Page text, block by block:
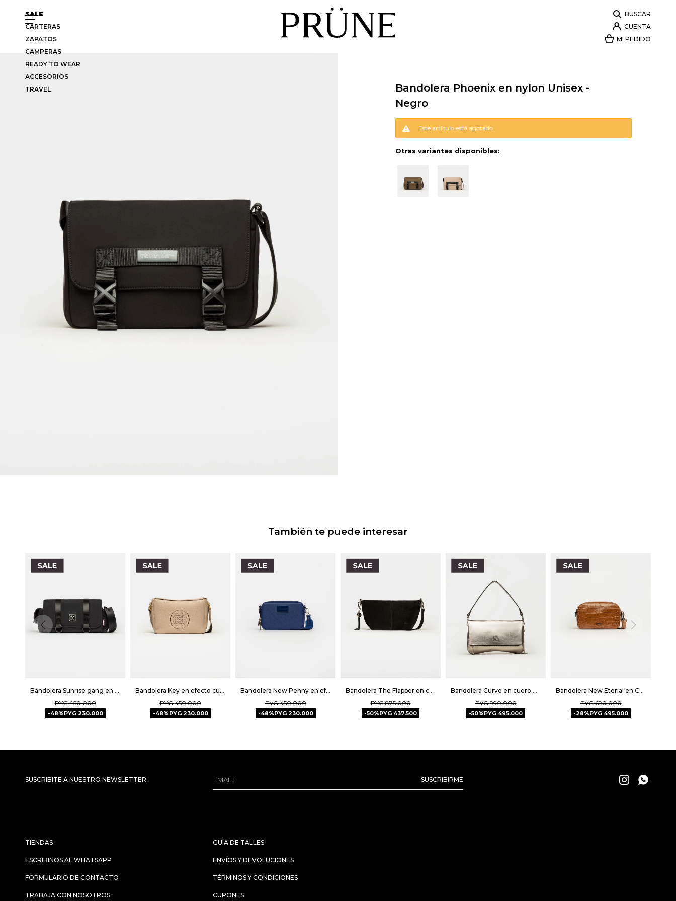
SALE
CARTERAS
ZAPATOS
CAMPERAS
READY TO WEAR
ACCESORIOS
TRAVEL
Bandolera Phoenix en nylon Unisex -
Negro
Este artículo está agotado.
Otras variantes disponibles:
También te puede interesar
Bandolera Sunrise gang en nylon Unisex - Negro
PYG 450.000
48 PYG 230.000
Bandolera Key en efecto cuero graneado - Natural
PYG 450.000
48 PYG 230.000
Bandolera New Penny en efecto cuero zaffiano - Azul
PYG 450.000
48 PYG 230.000
Bandolera The Flapper en cuero gamuza - Negro
PYG 875.000
50 PYG 437.500
Bandolera Curve en cuero graneado metalizado - Metalizado
PYG 990.000
50 PYG 495.000
Bandolera New Eterial en Cuero Croco Shine - Cuoio
PYG 690.000
28 PYG 495.000
TIENDAS
ESCRIBINOS AL WHATSAPP
FORMULARIO DE CONTACTO
TRABAJA CON NOSOTROS
GUÍA DE TALLES
ENVÍOS Y DEVOLUCIONES
TÉRMINOS Y CONDICIONES
CUPONES
SUSCRIBITE A NUESTRO NEWSLETTER SUSCRIBIRME  